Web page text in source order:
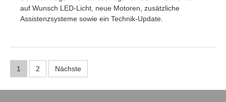
auf Wunsch LED-Licht, neue Motoren, zusätzliche
Assistenzsysteme sowie ein Technik-Update.
1 2 Nächste